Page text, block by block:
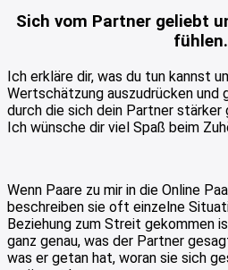
Sich vom Partner geliebt
fühlen.
Ich erkläre dir, was du tun kannst
Wertschätzung auszudrücken und
durch die sich dein Partner stärker
Ich wünsche dir viel Spaß beim
Wenn Paare zu mir in die Online
beschreiben sie oft einzelne
Beziehung zum Streit gekommen
ganz genau, was der Partner
was er getan hat, woran sie sich